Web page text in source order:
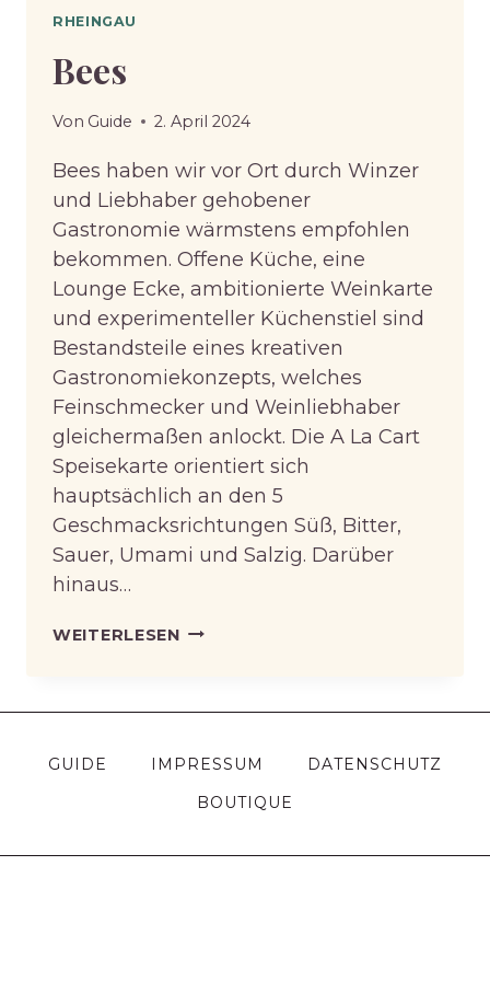
RHEINGAU
Bees
Von Guide 2. April 2024
Bees haben wir vor Ort durch Winzer
und Liebhaber gehobener
Gastronomie wärmstens empfohlen
bekommen. Offene Küche, eine
Lounge Ecke, ambitionierte Weinkarte
und experimenteller Küchenstiel sind
Bestandsteile eines kreativen
Gastronomiekonzepts, welches
Feinschmecker und Weinliebhaber
gleichermaßen anlockt. Die A La Cart
Speisekarte orientiert sich
hauptsächlich an den 5
Geschmacksrichtungen Süß, Bitter,
Sauer, Umami und Salzig. Darüber
hinaus…
WEITERLESENBEES
GUIDE IMPRESSUM
DATENSCHUTZ
BOUTIQUE